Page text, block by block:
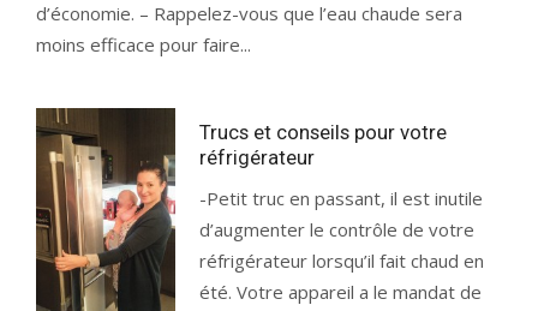
d’économie. – Rappelez-vous que l’eau chaude sera
moins efficace pour faire...
Trucs et conseils pour votre
réfrigérateur
-Petit truc en passant, il est inutile
d’augmenter le contrôle de votre
réfrigérateur lorsqu’il fait chaud en
été. Votre appareil a le mandat de